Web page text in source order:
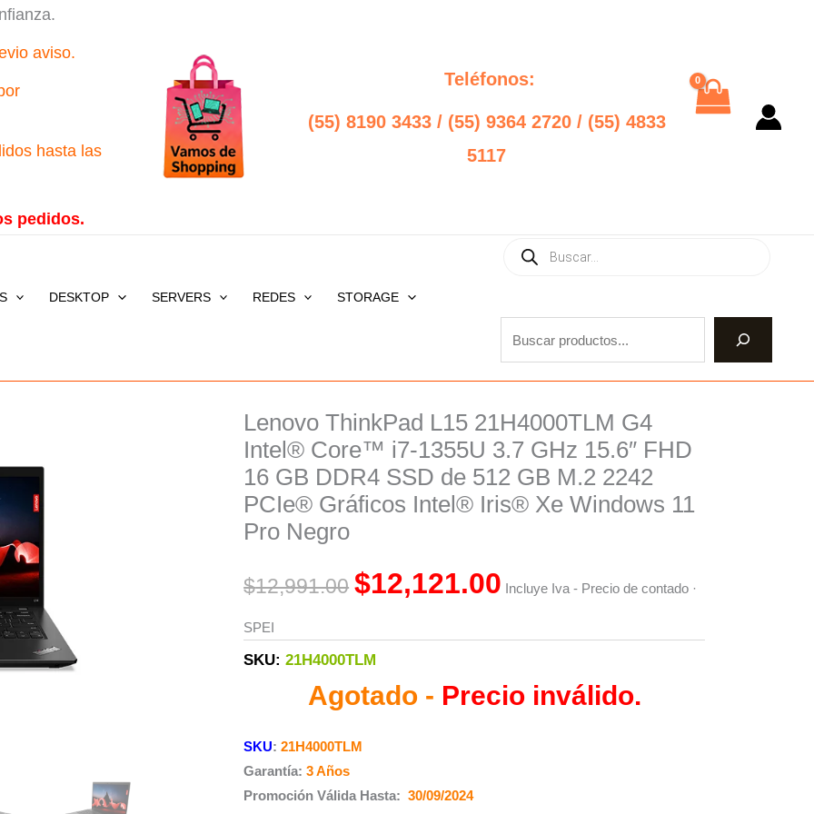
aviso.
hasta las
pedidos.
Teléfonos:
(55) 8190 3433 / (55) 9364 2720 / (55) 4833
5117
DESKTOP SERVERS REDES STORAGE
search
Buscar
Lenovo ThinkPad L15 21H4000TLM G4
Intel® Core™ i7-1355U 3.7 GHz 15.6″ FHD
16 GB DDR4 SSD de 512 GB M.2 2242
PCIe® Gráficos Intel® Iris® Xe Windows 11
Pro Negro
$12,991.00
Original
price
was:
$12,121.00
Current
price
is:
Incluye Iva - Precio de contado ·
SPEI
SKU:21H4000TLM
Agotado - Precio inválido.
SKU:21H4000TLM
Garantía:3 Años
Promoción Válida Hasta: 30/09/2024